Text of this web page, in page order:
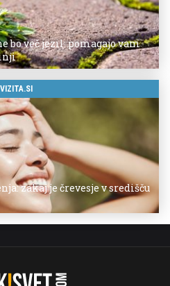
bo več jezil: pomagajo vam
VIZITA.SI
zakaj je črevesje v središču